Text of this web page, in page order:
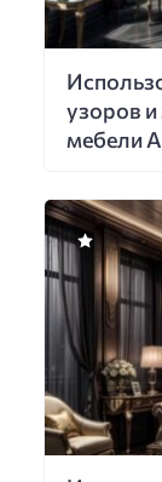
узоров и
мебели